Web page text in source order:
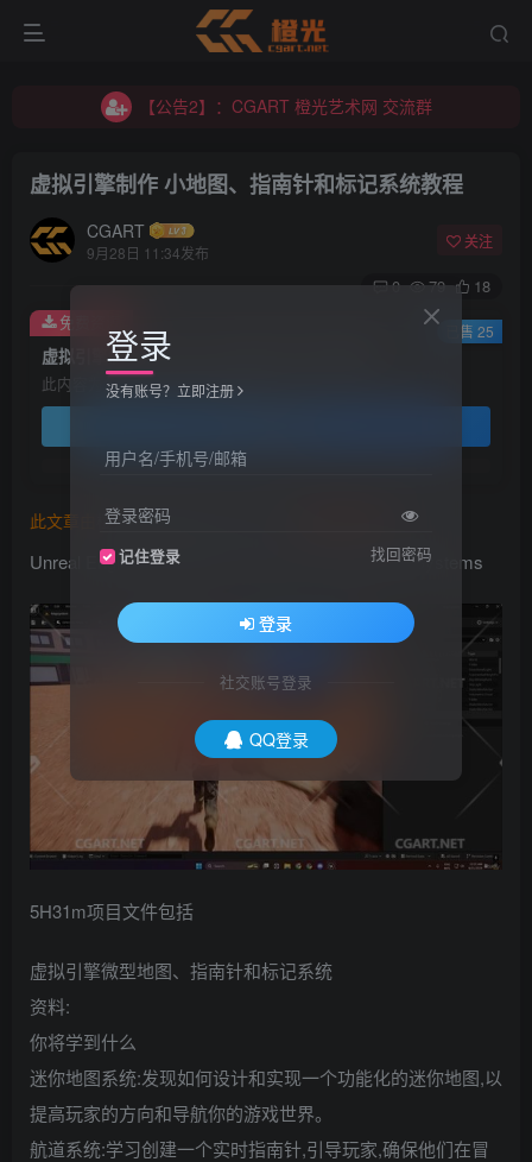
【公告2】：CGART 橙光艺术网 交流群
【公告2】：CGART 橙光艺术网 交流群
虚拟引擎制作 小地图、指南针和标记系统教程
CGART
9月28日 11:34发布
关注
0 79 18
虚拟引擎制作 小地图、指南针和标记系统教程
此内容为免费资源，请登录后查看
免费资源 已售 25
此文章由 橙光艺术网(www.cgart.net)
Unreal Engine Mini Maps, Compass, and Marker Systems
5H31m项目文件包括
虚拟引擎微型地图、指南针和标记系统
资料:
你将学到什么
迷你地图系统:发现如何设计和实现一个功能化的迷你地图,以
提高玩家的方向和导航你的游戏世界。
航道系统:学习创建一个实时指南针,引导玩家,确保他们在冒
登录
没有账号？立即注册
用户名/手机号/邮箱
登录密码
记住登录 找回密码
登录
社交账号登录
QQ登录